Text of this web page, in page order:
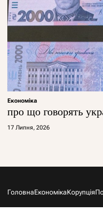
Економіка
про що говорять
17 Липня, 2026
ГоловнаЕкономікаКорупція